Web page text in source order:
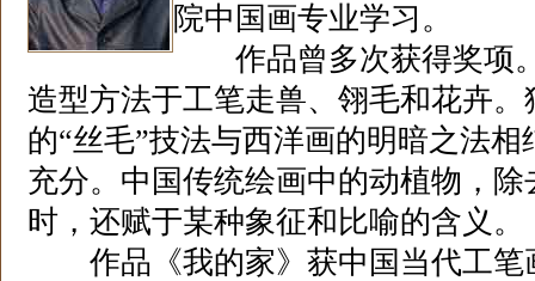
院中国画专业学习。
作品曾多次获得奖项。
造型方法于工笔走兽、翎毛和花卉
的“丝毛”技法与西洋画的明暗之法
充分。中国传统绘画中的动植物，
时，还赋于某种象征和比喻的含
作品《我的家》获中国当代工笔